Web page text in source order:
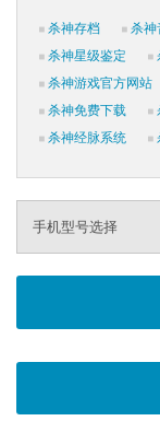
杀神存档 杀神
杀神星级鉴定
杀神游戏官方网站
杀神免费下载
杀神经脉系统
手机型号选择